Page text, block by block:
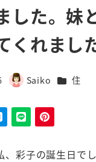
した。妹
くれまし
著
Saiko カテゴリー
住
、彩子の誕生日で